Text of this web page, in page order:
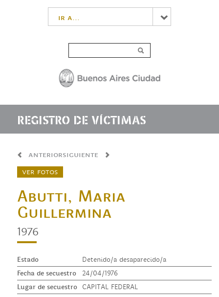
ir a...
REGISTRO DE VÍCTIMAS
anteriorsiguiente
ver fotos
Abutti, Maria
Guillermina
1976
Estado
Detenido/a desaparecido/a
Fecha de secuestro
24/04/1976
Lugar de secuestro
CAPITAL FEDERAL